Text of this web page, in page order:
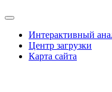
Интерактивный
Центр загрузки
Карта сайта